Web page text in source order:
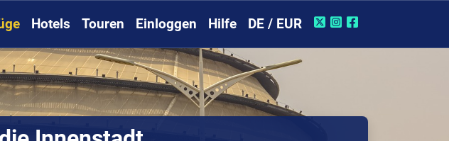
Hotels Touren Einloggen Hilfe DE / EUR